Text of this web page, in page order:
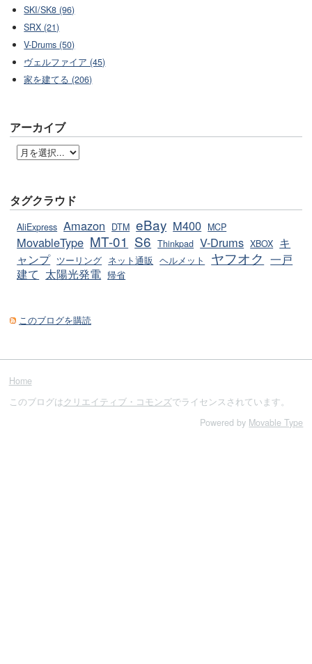
SKI/SK8 (96)
SRX (21)
V-Drums (50)
ヴェルファイア (45)
家を建てる (206)
アーカイブ
タグクラウド
AliExpress Amazon DTM eBay M400 MCP
MovableType MT-01 S6 Thinkpad V-Drums XBOX キ
ャンプ ツーリング ネット通販 ヘルメット ヤフオク 一戸
建て 太陽光発電 帰省
このブログを購読
Home
このブログはクリエイティブ・コモンズでライセンスされています。
Powered by Movable Type